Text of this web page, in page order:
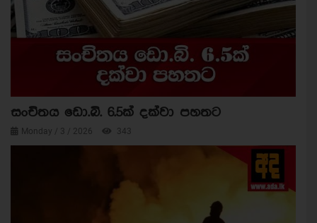
සංචිතය ඩො.බි. 6.5ක් දක්වා පහතට
Monday / 3 / 2026 343